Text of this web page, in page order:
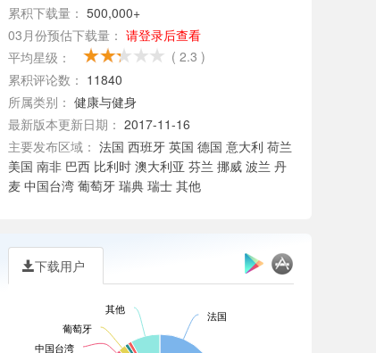
累积下载量： 500,000+
03月份预估下载量： 请登录后查看
平均星级：
( 2.3 )
累积评论数： 11840
所属类别： 健康与健身
最新版本更新日期： 2017-11-16
主要发布区域： 法国 西班牙 英国 德国 意大利 荷兰
美国 南非 巴西 比利时 澳大利亚 芬兰 挪威 波兰 丹
麦 中国台湾 葡萄牙 瑞典 瑞士 其他
下载用户
法国
中国台湾
葡萄牙
其他